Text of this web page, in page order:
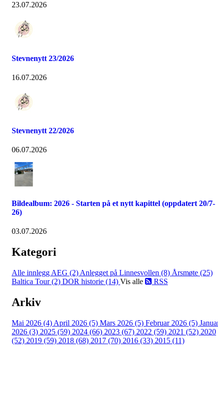
23.07.2026
Stevnenytt 23/2026
16.07.2026
Stevnenytt 22/2026
06.07.2026
Bildealbum: 2026 - Starten på et nytt kapittel (oppdatert 20/7-
26)
03.07.2026
Kategori
Alle innlegg AEG (2) Anlegget på Linnesvollen (8) Årsmøte (25)
Baltica Tour (2) DOR historie (14) Vis alle RSS
Arkiv
Mai 2026 (4) April 2026 (5) Mars 2026 (5) Februar 2026 (5)
2026 (3) 2025 (59) 2024 (66) 2023 (67) 2022 (59) 2021 (52) 2020
(52) 2019 (59) 2018 (68) 2017 (70) 2016 (33) 2015 (11)